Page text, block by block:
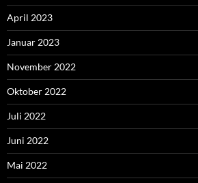
April 2023
Januar 2023
November 2022
Oktober 2022
Juli 2022
Juni 2022
Mai 2022